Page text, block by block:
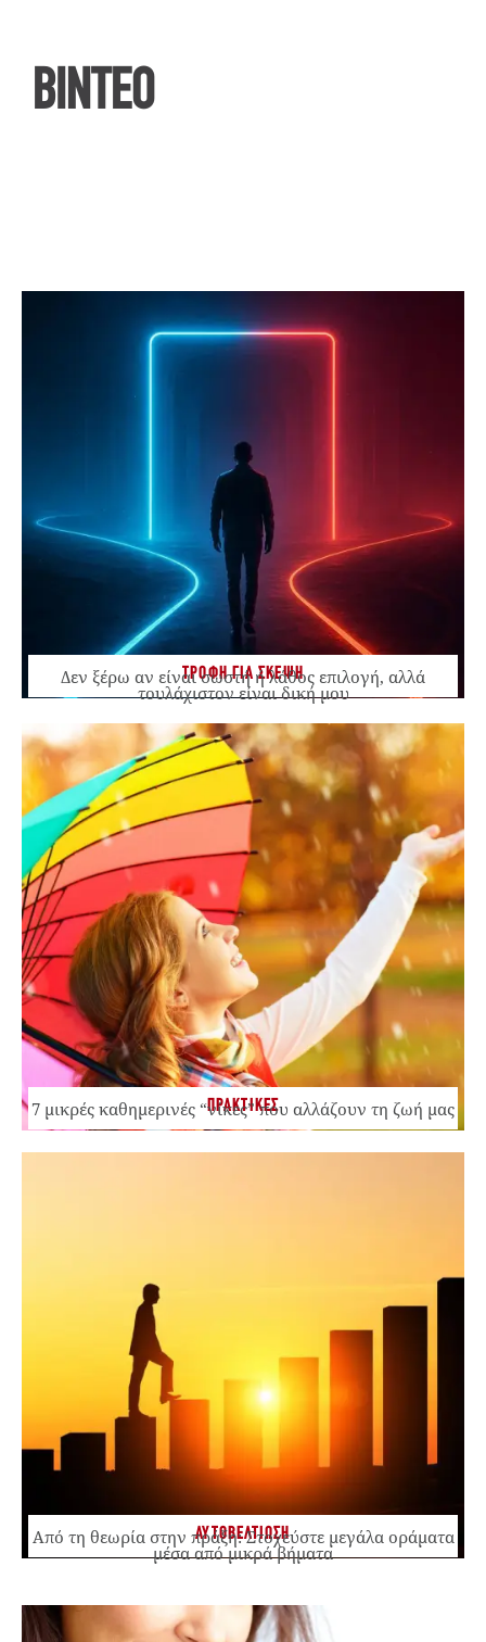
ΒΙΝΤΕΟ
ΤΡΟΦΗ ΓΙΑ ΣΚΕΨΗ
Δεν ξέρω αν είναι σωστή ή λάθος επιλογή, αλλά
τουλάχιστον είναι δική μου
ΠΡΑΚΤΙΚΕΣ
7 μικρές καθημερινές “νίκες” που αλλάζουν τη ζωή μας
ΑΥΤΟΒΕΛΤΙΩΣΗ
Από τη θεωρία στην πράξη: Στοχεύστε μεγάλα οράματα
μέσα από μικρά βήματα